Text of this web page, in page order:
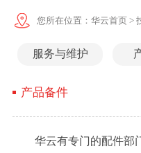
您所在位置： 华云首页 >
服务与维护
产品备件
华云有专门的配件部